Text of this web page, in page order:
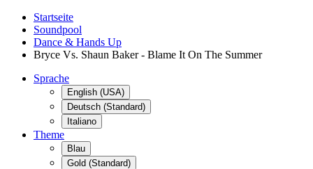
Startseite
Soundpool
Dance & Hands Up
Bryce Vs. Shaun Baker - Blame It On The Summer
Sprache
English (USA)
Deutsch (Standard)
Italiano
Theme
Blau
Gold (Standard)